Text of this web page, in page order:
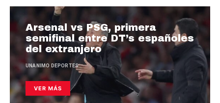
Arsenal vs PSG, primera
semifinal entre DT’s españoles
del extranjero
UNANIMO DEPORTES
VER MÁS